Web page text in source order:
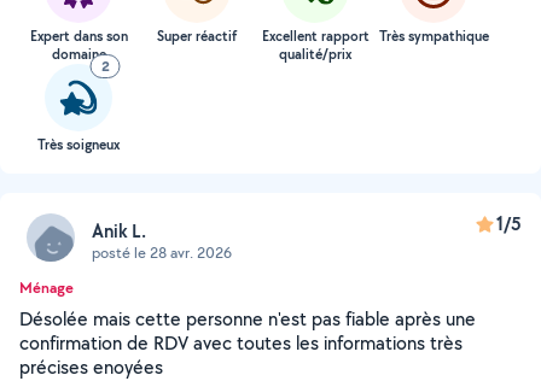
Expert dans son
domaine
Super réactif
Excellent rapport
qualité/prix
Très sympathique
2
Très soigneux
Anik L.
posté le 28 avr. 2026
1/5
Ménage
Désolée mais cette personne n'est pas fiable après une
confirmation de RDV avec toutes les informations très
précises enoyées